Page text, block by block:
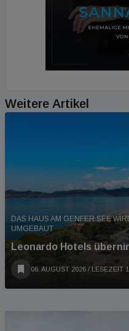
Weitere Artikel
DAS HAUS AM GENFER SEE
UMGEBAUT
Leonardo Hotels
06. AUGUST 2026 / LESEZEIT